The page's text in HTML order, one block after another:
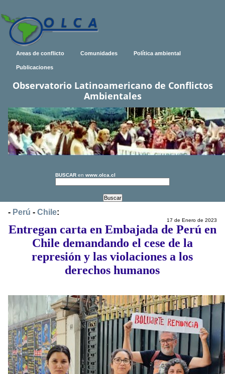
Areas de conflicto Comunidades Política ambiental
Publicaciones
Observatorio Latinoamericano de Conflictos
Ambientales
BUSCAR en www.olca.cl
- Perú - Chile:
17 de Enero de 2023
Entregan carta en Embajada de Perú en
Chile demandando el cese de la
represión y las violaciones a los
derechos humanos